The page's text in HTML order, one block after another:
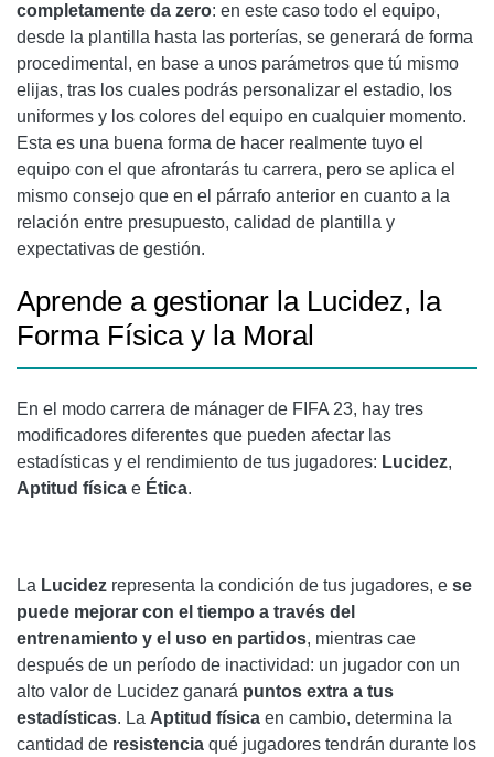
completamente da zero: en este caso todo el equipo,
desde la plantilla hasta las porterías, se generará de forma
procedimental, en base a unos parámetros que tú mismo
elijas, tras los cuales podrás personalizar el estadio, los
uniformes y los colores del equipo en cualquier momento.
Esta es una buena forma de hacer realmente tuyo el
equipo con el que afrontarás tu carrera, pero se aplica el
mismo consejo que en el párrafo anterior en cuanto a la
relación entre presupuesto, calidad de plantilla y
expectativas de gestión.
Aprende a gestionar la Lucidez, la
Forma Física y la Moral
En el modo carrera de mánager de FIFA 23, hay tres
modificadores diferentes que pueden afectar las
estadísticas y el rendimiento de tus jugadores: Lucidez,
Aptitud física e Ética.
La Lucidez representa la condición de tus jugadores, e se
puede mejorar con el tiempo a través del
entrenamiento y el uso en partidos, mientras cae
después de un período de inactividad: un jugador con un
alto valor de Lucidez ganará puntos extra a tus
estadísticas. La Aptitud física en cambio, determina la
cantidad de resistencia qué jugadores tendrán durante los